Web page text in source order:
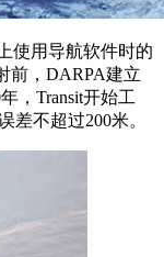
用导航软件时的
前，DARPA建立
，Transit开始工
差不超过200米。